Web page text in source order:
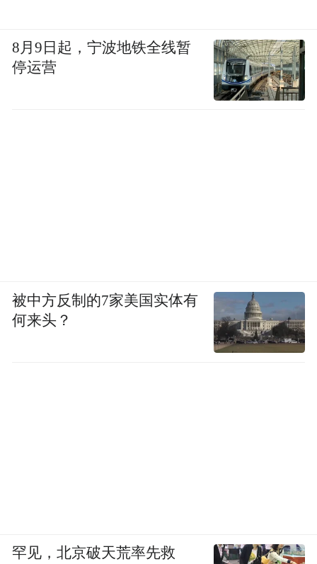
8月9日起，宁波地铁全线暂
停运营
被中方反制的7家美国实体有
何来头？
罕见，北京破天荒率先救